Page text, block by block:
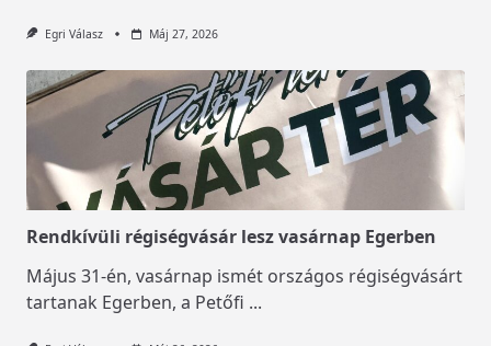
Egri Válasz Máj 27, 2026
Rendkívüli régiségvásár lesz vasárnap Egerben
Május 31-én, vasárnap ismét országos régiségvásárt
tartanak Egerben, a Petőfi ...